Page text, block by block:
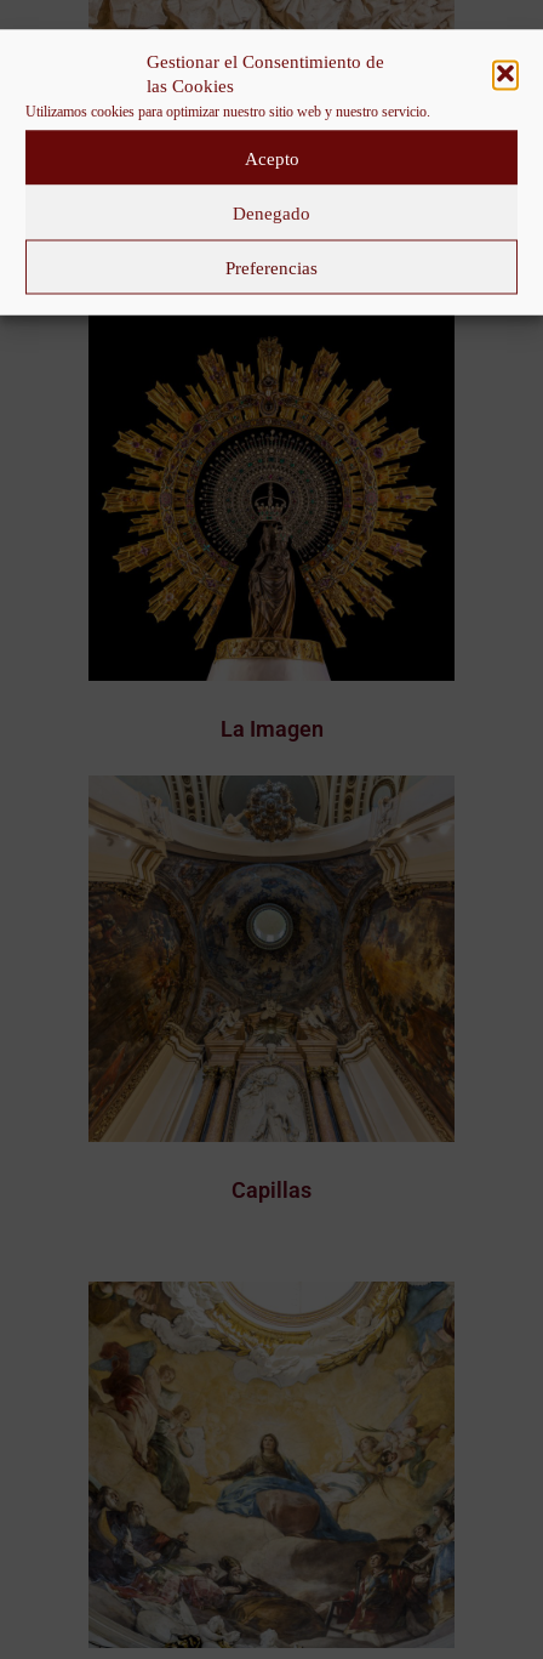
Gestionar el Consentimiento de
las Cookies
Utilizamos cookies para optimizar nuestro sitio web y nuestro servicio.
Acepto
Denegado
Preferencias
La Venida
La Imagen
Capillas